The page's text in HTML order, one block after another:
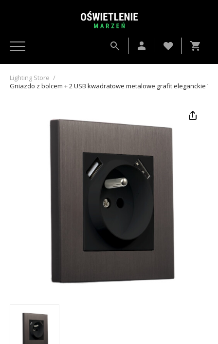
Lighting Store /
Gniazdo z bolcem + 2 USB kwadratowe metalowe grafit eleganckie